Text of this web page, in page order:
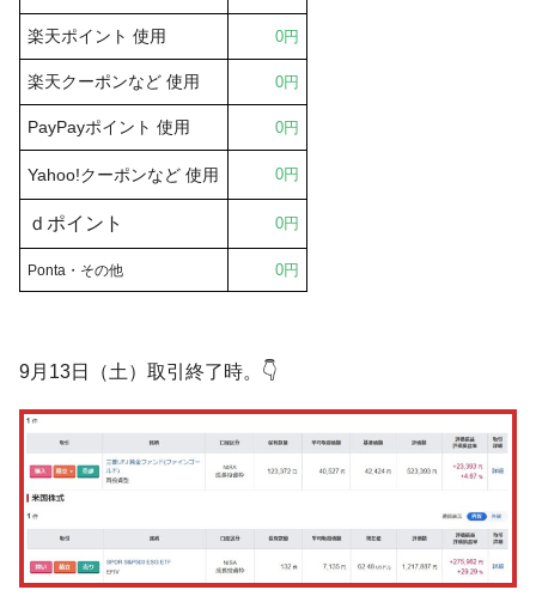
楽天ポイント 使用 0円
楽天クーポンなど 使用 0円
PayPayポイント 使用 0円
Yahoo!クーポンなど使用 0円
ｄポイント 0円
Ponta ・その他 0円
9月13日（土）取引終了時。👇